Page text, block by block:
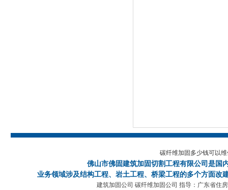
碳纤维加固多少钱可以
佛山市佛固建筑加固切割工程有限公司 是国
业务领域涉及结构工程、岩土工程、桥梁工程的多个方面
建筑加固公司 碳纤维加固公司 指导：广东省住